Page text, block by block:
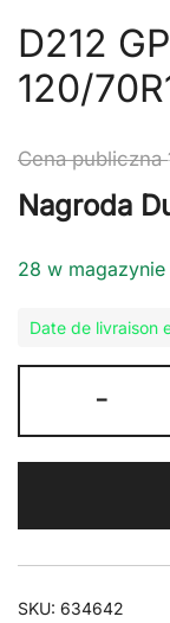
D212
120/
Cena publiczna
Nagroda
28 w magazynie
Date de livraison
-
SKU: 634642